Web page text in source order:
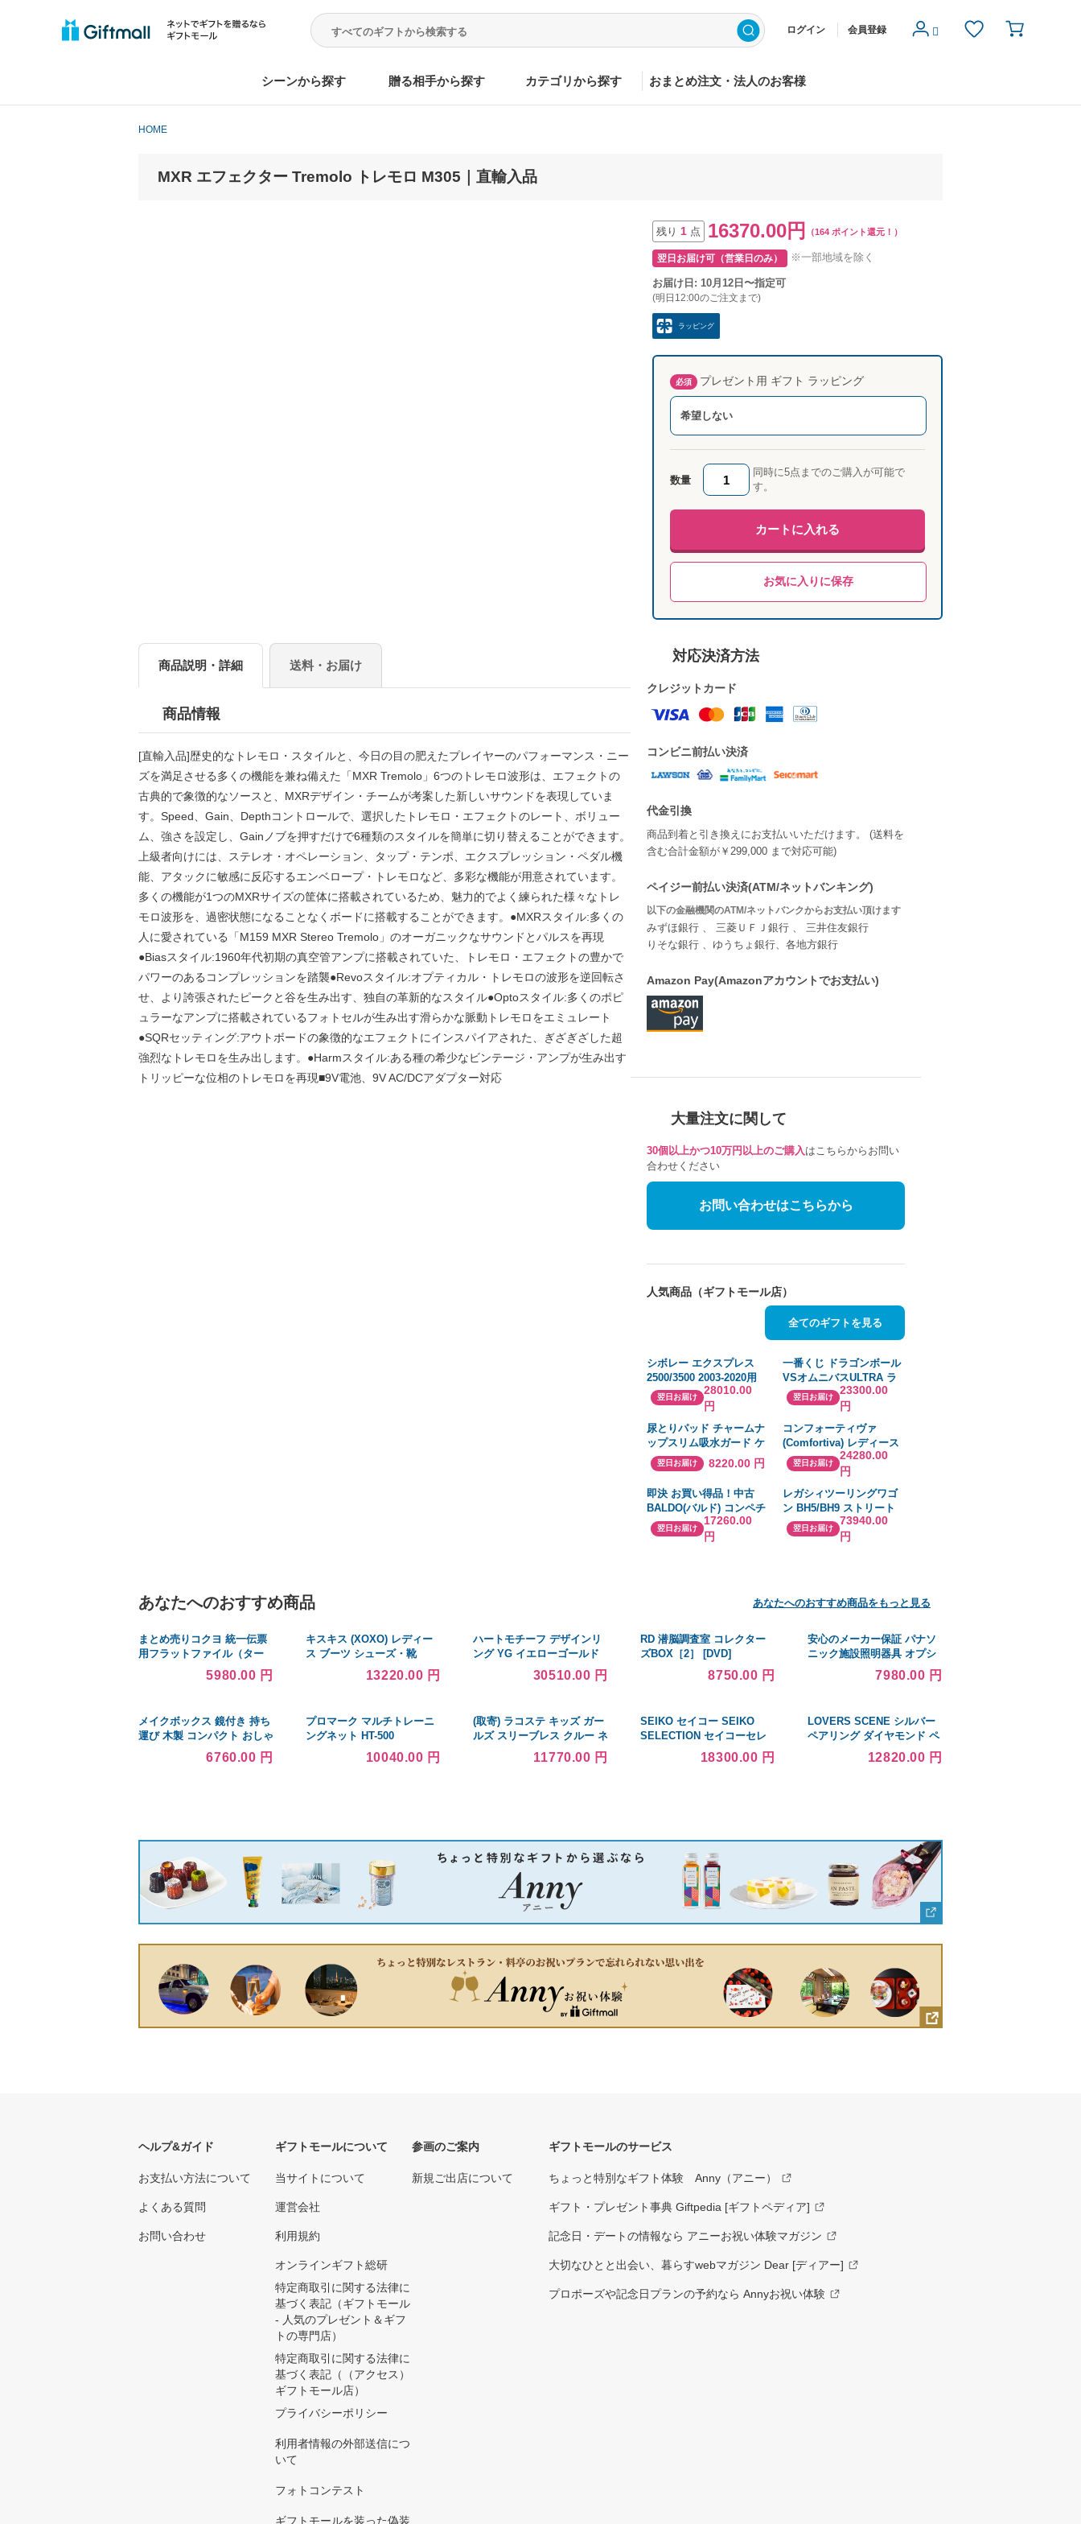
ログイン 会員登録
シーンから探す 贈る相手から探す カテゴリから探す おまとめ注文・法人のお客様
HOME
MXR エフェクター Tremolo トレモロ M305｜直輸入品
商品説明・詳細 送料・お届け
商品情報
[直輸入品]歴史的なトレモロ・スタイルと、今日の目の肥えたプレイヤーのパフォーマンス・ニー
ズを満足させる多くの機能を兼ね備えた「MXR Tremolo」6つのトレモロ波形は、エフェクトの
古典的で象徴的なソースと、MXRデザイン・チームが考案した新しいサウンドを表現していま
す。Speed、Gain、Depthコントロールで、選択したトレモロ・エフェクトのレート、ボリュー
ム、強さを設定し、Gainノブを押すだけで6種類のスタイルを簡単に切り替えることができます。
上級者向けには、ステレオ・オペレーション、タップ・テンポ、エクスプレッション・ペダル機
能、アタックに敏感に反応するエンベロープ・トレモロなど、多彩な機能が用意されています。
多くの機能が1つのMXRサイズの筐体に搭載されているため、魅力的でよく練られた様々なトレ
モロ波形を、過密状態になることなくボードに搭載することができます。●MXRスタイル:多くの
人に愛されている「M159 MXR Stereo Tremolo」のオーガニックなサウンドとパルスを再現
●Biasスタイル:1960年代初期の真空管アンプに搭載されていた、トレモロ・エフェクトの豊かで
パワーのあるコンプレッションを踏襲●Revoスタイル:オプティカル・トレモロの波形を逆回転さ
せ、より誇張されたピークと谷を生み出す、独自の革新的なスタイル●Optoスタイル:多くのポピ
ュラーなアンプに搭載されているフォトセルが生み出す滑らかな脈動トレモロをエミュレート
●SQRセッティング:アウトボードの象徴的なエフェクトにインスパイアされた、ぎざぎざした超
強烈なトレモロを生み出します。●Harmスタイル:ある種の希少なビンテージ・アンプが生み出す
トリッピーな位相のトレモロを再現■9V電池、9V AC/DCアダプター対応
残り 1 点 16370.00円 （164 ポイント還元！）
翌日お届け可（営業日のみ） ※一部地域を除く
お届け日: 10月12日〜指定可
(明日12:00のご注文まで)
ラッピング
必須 プレゼント用 ギフト ラッピング
希望しない
数量
同時に5点までのご購入が可能で
す。
カートに入れる
お気に入りに保存
対応決済方法
クレジットカード
コンビニ前払い決済
代金引換
商品到着と引き換えにお支払いいただけます。 (送料を
含む合計金額が￥299,000 まで対応可能)
ペイジー前払い決済(ATM/ネットバンキング)
以下の金融機関のATM/ネットバンクからお支払い頂けます
みずほ銀行 、 三菱ＵＦＪ銀行 、 三井住友銀行
りそな銀行 、ゆうちょ銀行、各地方銀行
Amazon Pay(Amazonアカウントでお支払い)
大量注文に関して
30個以上かつ10万円以上のご購入 はこちらからお問い
合わせください
お問い合わせはこちらから
人気商品（ギフトモール店）
全てのギフトを見る
シボレー エクスプレス
2500/3500 2003-2020用
バンパーブラケット ドラ
イバーと助手席側 | ペア |
フロント | 2WD | 8,500ポ
ンド GVW | GM1066158 |
15757009 1
翌日お届け
28010.00
円
一番くじ ドラゴンボール
VSオムニバスULTRA ラ
ストワン賞 魔人ブウフィ
ギュア◆新品Ss
翌日お届け
23300.00
円
尿とりパッド チャームナ
ップスリム吸水ガード ケ
ース 安心の少量用26枚入
×27袋
翌日お届け 8220.00 円
コンフォーティヴァ
(Comfortiva) レディース
サンダル・ミュール シュ
ーズ・靴 Erlina (Grey
Gold)
翌日お届け
24280.00
円
即決 お買い得品！中古
BALDO(バルド) コンペチ
オーネ 568 ストロングラ
ック 460 ドライバー 2019
翌日お届け
17260.00
円
レガシィツーリングワゴ
ン BH5/BH9 ストリート
シリーズ車高調 （レッ
ド：スポーツ系モデル
翌日お届け
73940.00
円
あなたへのおすすめ商品 あなたへのおすすめ商品をもっと見る
まとめ売りコクヨ 統一伝票
用フラットファイル（ター
ンアラウンド用）T6×Y11
150枚収容 背幅18mm 青 フ-
5980.00 円
キスキス (XOXO) レディー
ス ブーツ シューズ・靴
Gregor (Off White)
13220.00 円
ハートモチーフ デザインリ
ング YG イエローゴールド
プラチナ 指輪 メレダイヤ
11.5号 K18 エメラルド レデ
30510.00 円
RD 潜脳調査室 コレクター
ズBOX［2］ [DVD]
8750.00 円
安心のメーカー保証 パナソ
ニック施設照明器具 オプシ
ョン NNY28516 Ｈ区分 実績
7980.00 円
メイクボックス 鏡付き 持ち
運び 木製 コンパクト おしゃ
れ 黒 三面鏡 鏡台 化粧台 ド
レッサー 化粧品 メイク 収納
6760.00 円
プロマーク マルチトレーニ
ングネット HT-500
10040.00 円
(取寄) ラコステ キッズ ガー
ルズ スリーブレス クルー ネ
ック プリーツ カラー ドレス
11770.00 円
SEIKO セイコー SEIKO
SELECTION セイコーセレ
クション Sシリーズ メンズ
電池式クオーツ クロノグラ
18300.00 円
LOVERS SCENE シルバー
ペアリング ダイヤモンド ペ
ア 誕生日 ラッピング ラバー
ズシーン プレゼント
12820.00 円
ヘルプ&ガイド
お支払い方法について
よくある質問
お問い合わせ
ギフトモールについて
当サイトについて
運営会社
利用規約
オンラインギフト総研
特定商取引に関する法律に
基づく表記（ギフトモール
- 人気のプレゼント＆ギフ
トの専門店）
特定商取引に関する法律に
基づく表記（（アクセス）
ギフトモール店）
プライバシーポリシー
利用者情報の外部送信につ
いて
フォトコンテスト
ギフトモールを装った偽装
参画のご案内
新規ご出店について
ギフトモールのサービス
ちょっと特別なギフト体験 Anny（アニー）
ギフト・プレゼント事典 Giftpedia [ギフトペディア]
記念日・デートの情報なら アニーお祝い体験マガジン
大切なひとと出会い、暮らすwebマガジン Dear [ディアー]
プロポーズや記念日プランの予約なら Annyお祝い体験